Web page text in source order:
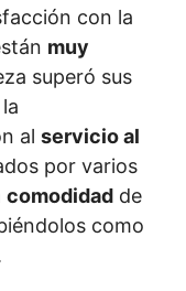
con la
muy
superó sus
al servicio al
por varios
comodidad de
como